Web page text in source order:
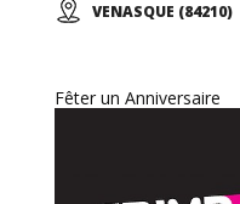
accrobranches pour
VENASQUE (84210)
Fêter un Anniversaire